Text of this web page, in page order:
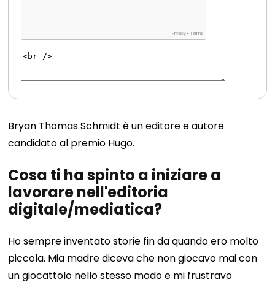
Bryan Thomas Schmidt è un editore e autore
candidato al premio Hugo.
Cosa ti ha spinto a iniziare a
lavorare nell'editoria
digitale/mediatica?
Ho sempre inventato storie fin da quando ero molto
piccola. Mia madre diceva che non giocavo mai con
un giocattolo nello stesso modo e mi frustravo